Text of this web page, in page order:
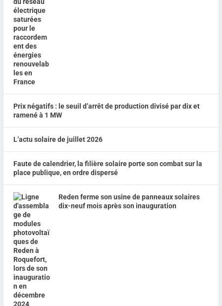
Prix négatifs : le seuil d’arrêt de production divisé par dix et
ramené à 1 MW
L’actu solaire de juillet 2026
Faute de calendrier, la filière solaire porte son combat sur la
place publique, en ordre dispersé
Reden ferme son usine de panneaux solaires
dix-neuf mois après son inauguration